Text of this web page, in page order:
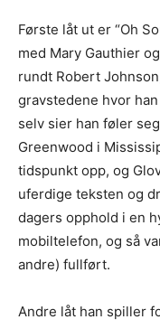
Første låt ut er “Oh
med Mary Gauthier
rundt Robert
gravstedene hvor
selv sier han føler
Greenwood i
tidspunkt opp, og
uferdige teksten og
dagers opphold i en
mobiltelefon, og så
andre) fullført.
Andre låt han spiller